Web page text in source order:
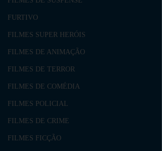
FURTIVO
FILMES SUPER HERÓIS
FILMES DE ANIMAÇÃO
FILMES DE TERROR
FILMES DE COMÉDIA
FILMES POLICIAL
FILMES DE CRIME
FILMES FICÇÃO